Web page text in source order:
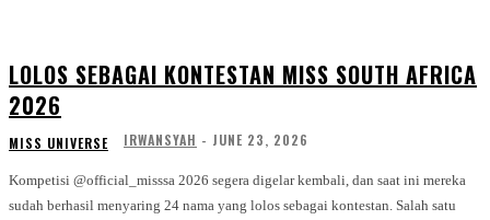
LOLOS SEBAGAI KONTESTAN MISS SOUTH AFRICA
2026
MISS UNIVERSE IRWANSYAH - JUNE 23, 2026
Kompetisi @official_misssa 2026 segera digelar kembali, dan saat ini mereka
sudah berhasil menyaring 24 nama yang lolos sebagai kontestan. Salah satu